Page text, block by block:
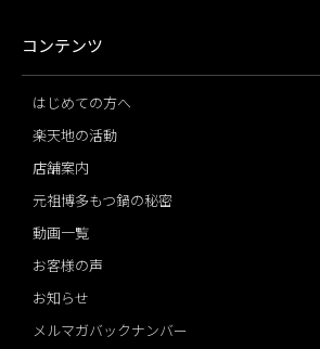
コンテンツ
はじめての方へ
楽天地の活動
店舗案内
元祖博多もつ鍋の秘密
動画一覧
お客様の声
お知らせ
メルマガバックナンバー